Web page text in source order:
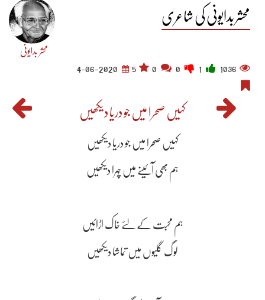
محشر بدایونی کی شاعری
محشر بدایونی
1036
5
4-06-2020
کہیں صحرا میں جو دریا دیکھیں
کہیں صحرا میں جو دریا دیکھیں
ہم بھی آئینے میں چہرا دیکھیں
ہم محبت کے لئے خاک اڑائیں
لوگ گلیوں میں تماشا دیکھیں